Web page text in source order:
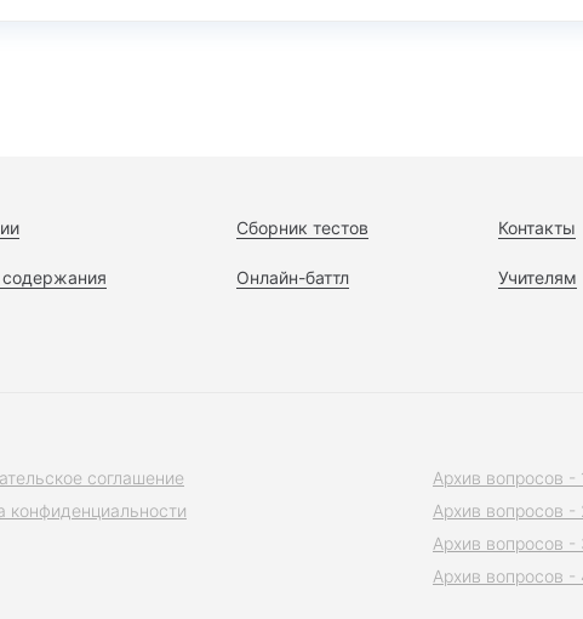
содержания
Сборник тестов
Онлайн-баттл
Контакты
Учителям
соглашение
конфиденциальности
Архив вопросов -
Архив вопросов -
Архив вопросов -
Архив вопросов -